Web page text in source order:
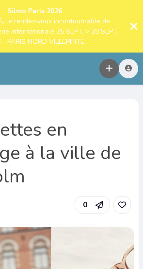
Silmo Paris 2026
le rendez-vous incontournable de
internationale 25 SEPT. > 28 SEPT.
PARIS NORD VILLEPINTE
en
à la ville de
0